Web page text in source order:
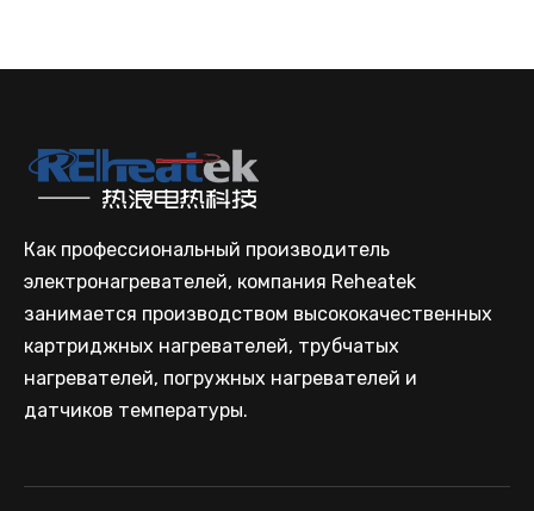
Производитель индивидуальных картриджных нагревателей для промышленного применения
Как профессиональный производитель
электронагревателей, компания Reheatek
занимается производством высококачественных
картриджных нагревателей, трубчатых
нагревателей, погружных нагревателей и
датчиков температуры.